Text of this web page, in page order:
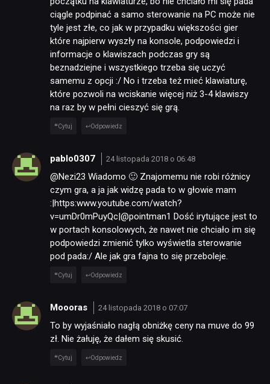
PUBLICYSTYKA
KULTURA
RETRO
TECHNOLOGIE
DYSKUSJE
JUŻ GRALIŚMY
SKLEP
ciągle podpinać a samo sterowanie na PC może nie
tyle jest złe, co jak w przypadku większości gier
które najpierw wyszły na konsole, podpowiedzi i
informacje o klawiszach podczas gry są
beznadziejne i wszystkiego trzeba się uczyć
samemu z opcji :/ No i trzeba też mieć klawiaturę,
które pozwoli na wciskanie więcej niż 3-4 klawiszy
na raz by w pełni cieszyć się grą.
Cytuj Odpowiedz
pablo0307 24 listopada 2018 o 06:48
@Nezi23 Wiadomo 🙂 Znajomemu nie robi różnicy
czym gra, a ja jak widzę pada to w głowie mam
:|https:www.youtube.com/watch?
v=umDr0mPuyQc|@pointman1 Dość irytujące jest to
w portach konsolowych, że nawet nie chciało im się
podpowiedzi zmienić tylko wyświetla sterowanie
pod pada:/ Ale jak gra fajna to się przeboleje.
Cytuj Odpowiedz
Moooras 24 listopada 2018 o 07:07
To by wyjaśniało nagłą obniżkę ceny na muve do 99
zł. Nie żałuję, że dałem się skusić.
Cytuj Odpowiedz